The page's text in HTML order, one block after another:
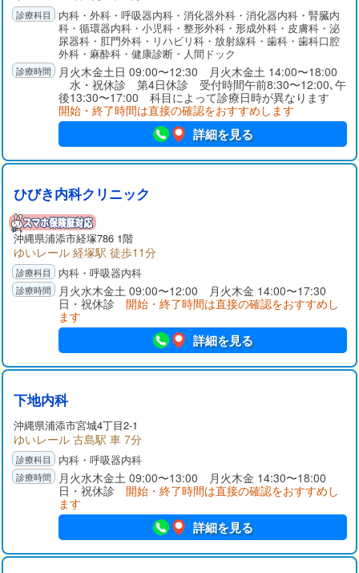
内科・外科・呼吸器内科・消化器外科・消化器内科・腎臓内
科・循環器内科・小児科・整形外科・形成外科・皮膚科・泌
尿器科・肛門外科・リハビリ科・放射線科・歯科・歯科口腔
外科・麻酔科・健康診断・人間ドック
月火木金土日 09:00〜12:30 月火木金土 14:00〜18:00
水・祝休診 第4日休診 受付時間午前8:30〜12:00､午
後13:30〜17:00 科目によって診療日時が異なります
開始・終了時間は直接の確認をおすすめします
詳細を見る
ひびき内科クリニック
沖縄県浦添市経塚786 1階
ゆいレール 経塚駅 徒歩11分
内科・呼吸器内科
月火水木金土 09:00〜12:00 月火木金 14:00〜17:30
日・祝休診 開始・終了時間は直接の確認をおすすめし
ます
詳細を見る
下地内科
沖縄県浦添市宮城4丁目2-1
ゆいレール 古島駅 車 7分
内科・呼吸器内科
月火水木金土 09:00〜13:00 月火木金 14:30〜18:00
日・祝休診 開始・終了時間は直接の確認をおすすめし
ます
詳細を見る